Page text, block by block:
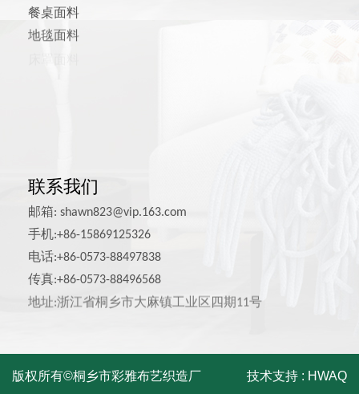
餐桌面料
地毯面料
联系我们
邮箱: shawn823@vip.163.com
手机:+86-15869125326
电话:+86-0573-88497838
传真:+86-0573-88496568
地址:浙江省桐乡市大麻镇工业区四期11号
版权所有©桐乡市彩雅布艺织造厂 技术支持 : HWAQ